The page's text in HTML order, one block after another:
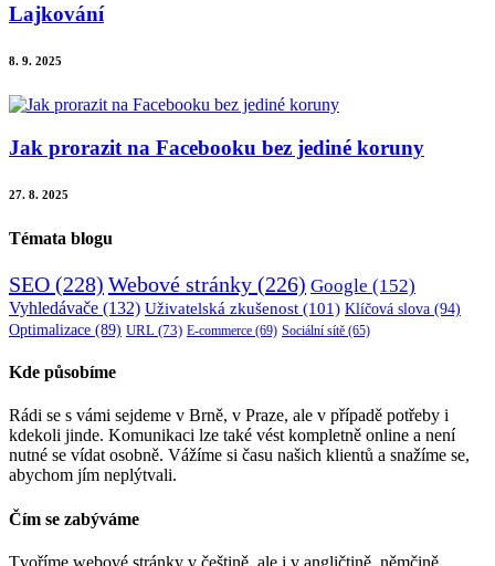
Lajkování
8. 9. 2025
Jak prorazit na Facebooku bez jediné koruny
27. 8. 2025
Témata blogu
SEO (228) Webové stránky (226) Google (152)
Vyhledávače (132) Uživatelská zkušenost (101) Klíčová slova (94)
Optimalizace (89) URL (73) E-commerce (69) Sociální sítě (65)
Kde působíme
Rádi se s vámi sejdeme v Brně, v Praze, ale v případě potřeby i
kdekoli jinde. Komunikaci lze také vést kompletně online a není
nutné se vídat osobně. Vážíme si času našich klientů a snažíme se,
abychom jím neplýtvali.
Čím se zabýváme
Tvoříme webové stránky v češtině, ale i v angličtině, němčině,